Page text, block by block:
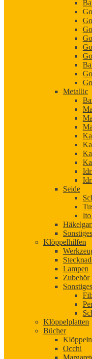
Metallic
Seide
Ito
Klöppelhilfen
Lampen
Zubehör
Sonstiges
Klöppelplatten
Bücher
Klöppeln
Occhi